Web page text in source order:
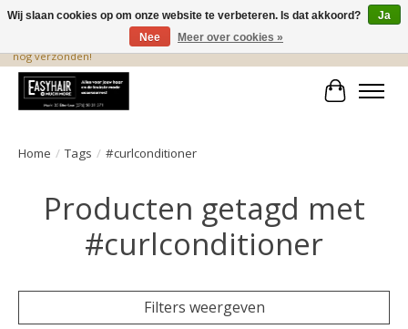
De beste produkten staan hier! Voor 15.00 uur besteld, wordt dezelfde dag
nog verzonden!
Home / Tags / #curlconditioner
Producten getagd met
#curlconditioner
Filters weergeven
Wij slaan cookies op om onze website te verbeteren. Is dat akkoord?
Ja
Nee
Meer over cookies »